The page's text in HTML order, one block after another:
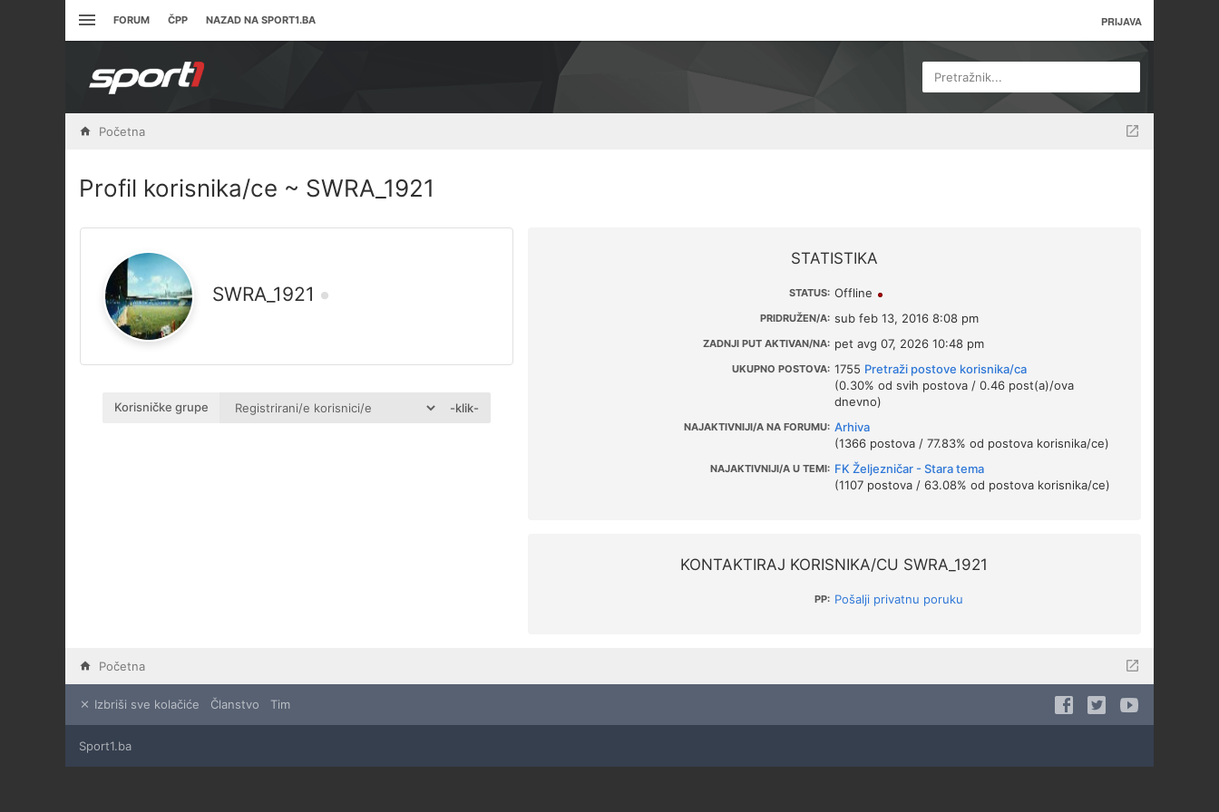
FORUM ČPP NAZAD NA SPORT1.BA PRIJAVA
Pretražnik...
Početna
Profil korisnika/ce ~ SWRA_1921
SWRA_1921
Korisničke grupe -klik-
STATISTIKA
STATUS: Offline
PRIDRUŽEN/A: sub feb 13, 2016 8:08 pm
ZADNJI PUT AKTIVAN/NA: pet avg 07, 2026 10:48 pm
UKUPNO POSTOVA: 1755 Pretraži postove korisnika/ca
(0.30% od svih postova / 0.46 post(a)/ova
dnevno)
NAJAKTIVNIJI/A NA FORUMU: Arhiva
(1366 postova / 77.83% od postova korisnika/ce)
NAJAKTIVNIJI/A U TEMI: FK Željezničar - Stara tema
(1107 postova / 63.08% od postova korisnika/ce)
KONTAKTIRAJ KORISNIKA/CU SWRA_1921
PP: Pošalji privatnu poruku
Početna
Izbriši sve kolačiće Članstvo Tim
Sport1.ba